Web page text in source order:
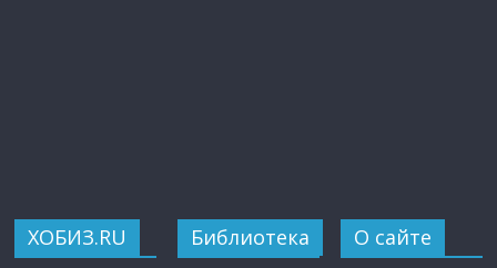
ХОБИЗ.RU Библиотека О сайте